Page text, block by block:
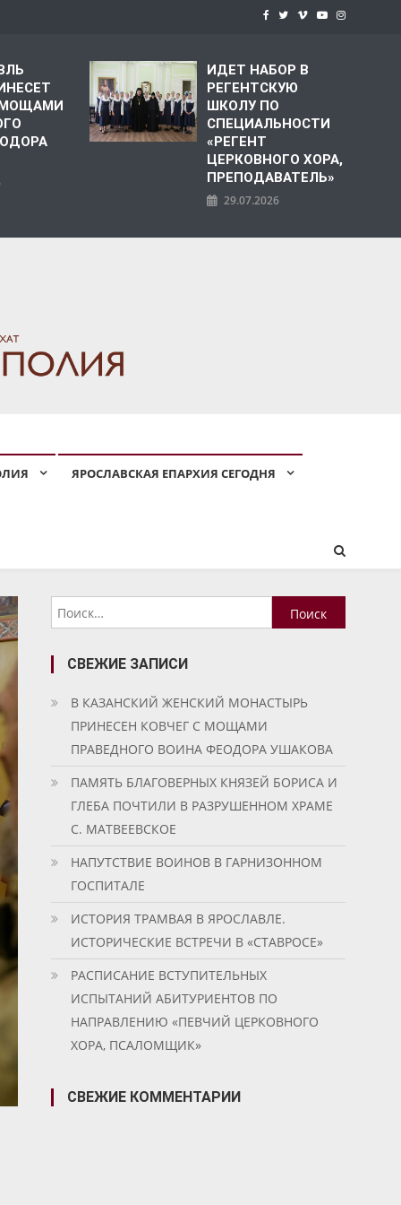
МОЩАМИ
ИДЕТ НАБОР В
РЕГЕНТСКУЮ
ШКОЛУ ПО
СПЕЦИАЛЬНОСТИ
«РЕГЕНТ
ЦЕРКОВНОГО ХОРА,
ПРЕПОДАВАТЕЛЬ»
29.07.2026
ЯРОСЛАВСКАЯ ЕПАРХИЯ СЕГОДНЯ
Найти:
СВЕЖИЕ ЗАПИСИ
В КАЗАНСКИЙ ЖЕНСКИЙ МОНАСТЫРЬ
ПРИНЕСЕН КОВЧЕГ С МОЩАМИ
ПРАВЕДНОГО ВОИНА ФЕОДОРА УШАКОВА
ПАМЯТЬ БЛАГОВЕРНЫХ КНЯЗЕЙ БОРИСА И
ГЛЕБА ПОЧТИЛИ В РАЗРУШЕННОМ ХРАМЕ
С. МАТВЕЕВСКОЕ
НАПУТСТВИЕ ВОИНОВ В ГАРНИЗОННОМ
ГОСПИТАЛЕ
ИСТОРИЯ ТРАМВАЯ В ЯРОСЛАВЛЕ.
ИСТОРИЧЕСКИЕ ВСТРЕЧИ В «СТАВРОСЕ»
РАСПИСАНИЕ ВСТУПИТЕЛЬНЫХ
ИСПЫТАНИЙ АБИТУРИЕНТОВ ПО
НАПРАВЛЕНИЮ «ПЕВЧИЙ ЦЕРКОВНОГО
ХОРА, ПСАЛОМЩИК»
СВЕЖИЕ КОММЕНТАРИИ